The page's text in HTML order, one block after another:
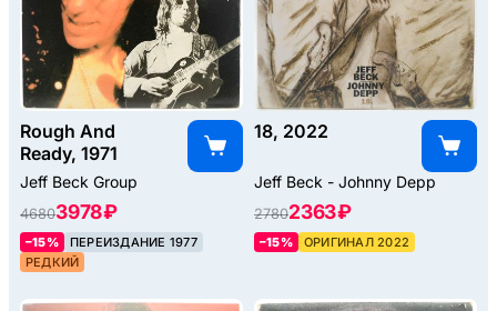
Rough And
Ready, 1971
Jeff Beck Group
46803978 ₽
–15%
ПЕРЕИЗДАНИЕ 1977
РЕДКИЙ
18, 2022
Jeff Beck - Johnny Depp
27802363 ₽
–15% ОРИГИНАЛ 2022